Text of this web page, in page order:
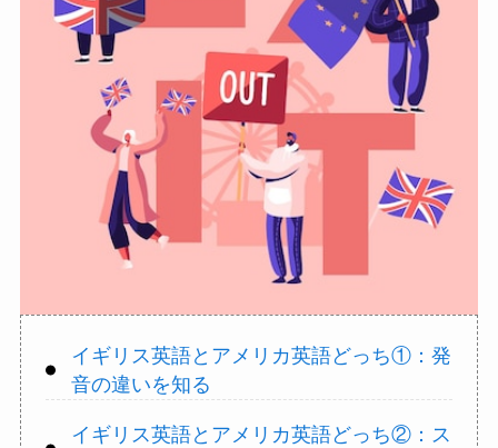
イギリス英語とアメリカ英語どっち①：発
音の違いを知る
イギリス英語とアメリカ英語どっち②：ス